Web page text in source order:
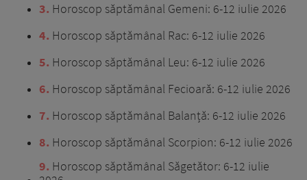
3 Horoscop săptămânal Gemeni: 6-12 iulie 2026
4 Horoscop săptămânal Rac: 6-12 iulie 2026
5 Horoscop săptămânal Leu: 6-12 iulie 2026
6 Horoscop săptămânal Fecioară: 6-12 iulie 2026
7 Horoscop săptămânal Balanță: 6-12 iulie 2026
8 Horoscop săptămânal Scorpion: 6-12 iulie 2026
9 Horoscop săptămânal Săgetător: 6-12 iulie